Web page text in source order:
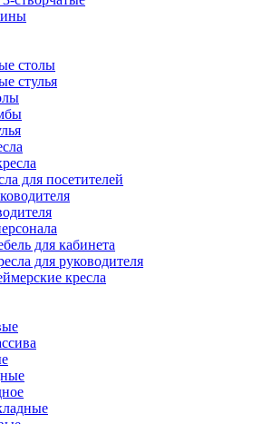
столы
стулья
для посетителей
для кабинета
для руководителя
кресла